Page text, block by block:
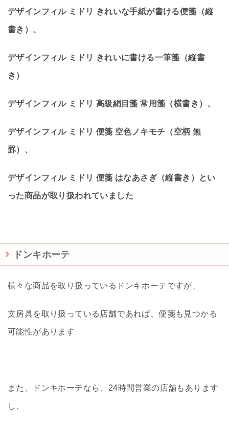
デザインフィル ミドリ きれいな手紙が書ける便箋（縦
書き）、
デザインフィル ミドリ きれいに書ける一筆箋（縦書
き）
デザインフィル ミドリ 高級絹目箋 常用箋（横書き）、
デザインフィル ミドリ 便箋 空色ノキモチ（空柄 無
罫）、
デザインフィル ミドリ 便箋 はなあさぎ（縦書き）とい
った商品が取り扱われていました
ドンキホーテ
様々な商品を取り扱っているドンキホーテですが、
文房具を取り扱っている店舗であれば、便箋も見つかる
可能性があります
また、ドンキホーテなら、24時間営業の店舗もあります
し、